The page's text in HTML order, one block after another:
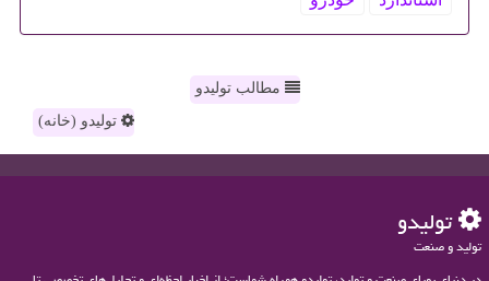
مطالب تولیدو
تولیدو (خانه)
تولیدو
تولید و صنعت